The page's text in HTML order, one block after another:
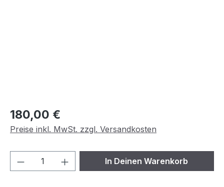
Regulärer Preis:
180,00 €
Preise inkl. MwSt. zzgl. Versandkosten
Produkt Anzahl: Gib denIn Deinen Warenkorb